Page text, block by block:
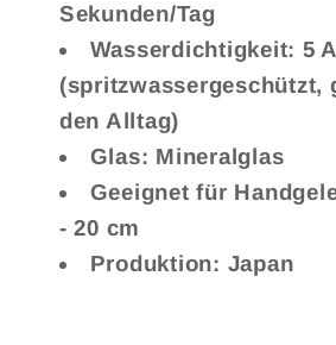
Sekunden/Tag
Wasserdichtigkeit: 5
(spritzwassergeschützt,
den Alltag)
Glas: Mineralglas
Geeignet für
- 20 cm
Produktion: Japan